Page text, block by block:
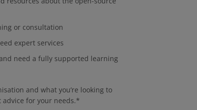
or consultation
expert services
need a fully supported learning
and what you’re looking to
for your needs.*